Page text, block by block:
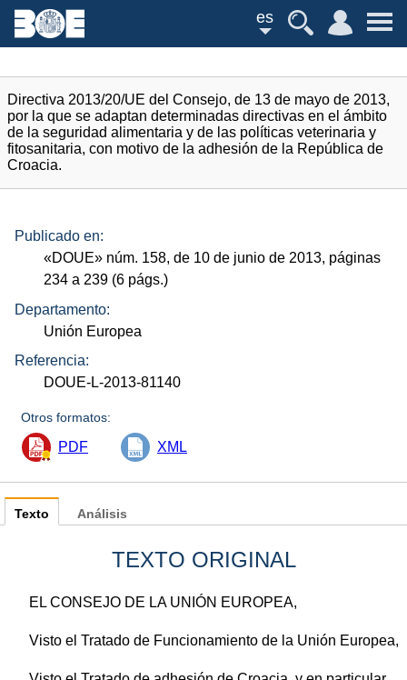
es
Directiva 2013/20/UE del Consejo, de 13 de mayo de 2013,
por la que se adaptan determinadas directivas en el ámbito
de la seguridad alimentaria y de las políticas veterinaria y
fitosanitaria, con motivo de la adhesión de la República de
Croacia.
Publicado en:
«DOUE» núm. 158, de 10 de junio de 2013, páginas
234 a 239 (6 págs.)
Departamento:
Unión Europea
Referencia:
DOUE-L-2013-81140
Otros formatos:
PDF XML
Texto
TEXTO ORIGINAL
EL CONSEJO DE LA UNIÓN EUROPEA,
Visto el Tratado de Funcionamiento de la Unión Europea,
Análisis